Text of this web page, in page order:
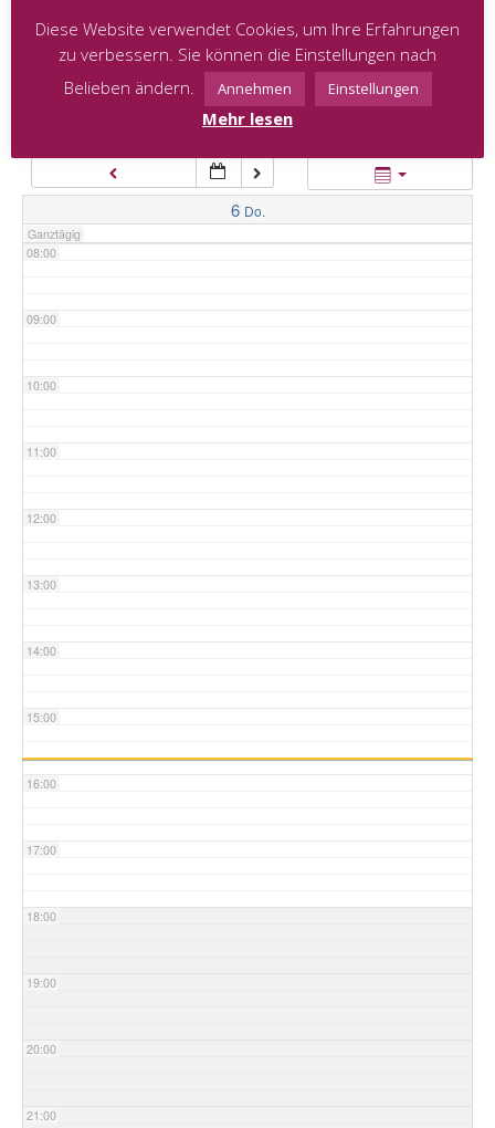
de régler les frais de tout événement en espèces sur
place.
Bien à vous, Martine
Schlagwörter
6 Do.
Ganztägig
07:00
08:00
09:00
10:00
11:00
12:00
13:00
14:00
15:00
16:00
17:00
18:00
19:00
20:00
21:00
Diese Website verwendet Cookies, um Ihre Erfahrungen
zu verbessern. Sie können die Einstellungen nach
Belieben ändern.
Annehmen Einstellungen
Mehr lesen